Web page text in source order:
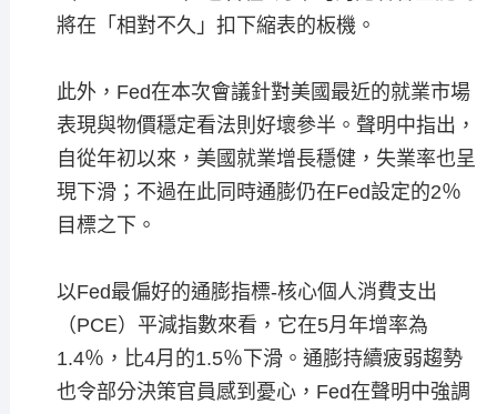
將在「相對不久」扣下縮表的板機。
此外，Fed在本次會議針對美國最近的就業市場
表現與物價穩定看法則好壞參半。聲明中指出，
自從年初以來，美國就業增長穩健，失業率也呈
現下滑；不過在此同時通膨仍在Fed設定的2％
目標之下。
以Fed最偏好的通膨指標-核心個人消費支出
（PCE）平減指數來看，它在5月年增率為
1.4％，比4月的1.5％下滑。通膨持續疲弱趨勢
也令部分決策官員感到憂心，Fed在聲明中強調